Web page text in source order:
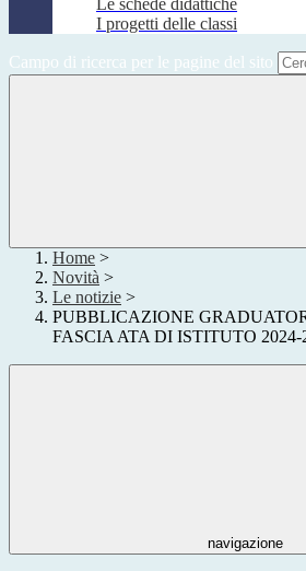
Le schede didattiche
I progetti delle classi
Campo di ricerca per le pagine del sito
Home >
Novità >
Le notizie >
PUBBLICAZIONE
FASCIA ATA DI ISTITUTO 2024-
navigazione